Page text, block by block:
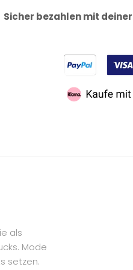
Sicher bezahlen mit
als
Mode
setzen.